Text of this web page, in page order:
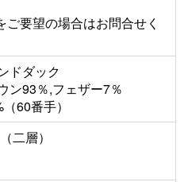
ご要望の場合はお問合せく
ドダック
ン93％,フェザー7％
60番手）
二層）